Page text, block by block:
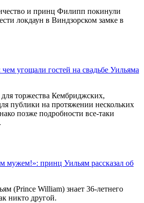
и принц Филипп покинули
локдаун в Виндзорском замке в
угощали гостей на свадьбе Уильяма
торжества Кембриджских,
публики на протяжении нескольких
позже подробности все-таки
мужем!»: принц Уильям рассказал об
(Prince William) знает 36-летнего
никто другой.